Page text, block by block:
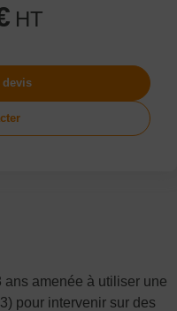
amenée à utiliser une
pour intervenir sur des
HT
devis